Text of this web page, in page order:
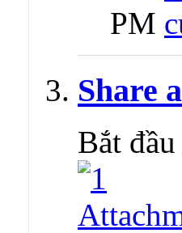
PM
Share
Bắt